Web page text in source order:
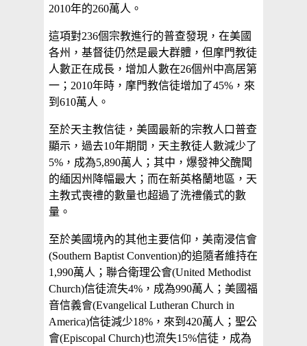
2010年的260萬人。
這項對236個宗教進行的普查發現，在美國
各州，基督徒仍然是最大群體，但摩門教徒
人數正在成長，增加人數在26個州中高居第
一；2010年時，摩門教信徒增加了45%，來
到610萬人。
至於天主教信徒，美國最新的宗教人口普查
顯示，過去10年期間，天主教徒人數減少了
5%，成為5,890萬人；其中，爆發神父醜聞
的緬因州降幅最大；而在新英格蘭地區，天
主教式喪禮的數量也超過了洗禮儀式的數
量。
至於美國境內的其他主要信仰，美南浸信會
(Southern Baptist Convention)的追隨者維持在
1,990萬人；聯合衛理公會(United Methodist
Church)信徒流失4%，成為990萬人；美國福
音信義會(Evangelical Lutheran Church in
America)信徒減少18%，來到420萬人；聖公
會(Episcopal Church)也流失15%信徒，成為